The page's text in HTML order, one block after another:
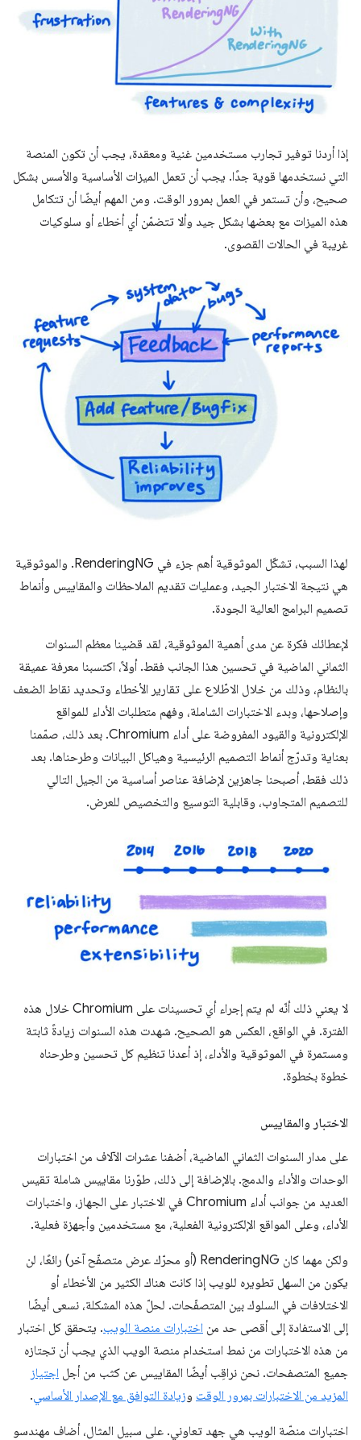
إذا أردنا توفير تجارب مستخدمين غنية ومعقدة، يجب أن تكون المنصة
التي نستخدمها قوية جدًا. يجب أن تعمل الميزات الأساسية والأسس بشكل
صحيح، وأن تستمر في العمل بمرور الوقت. ومن المهم أيضًا أن تتكامل
هذه الميزات مع بعضها بشكل جيد وألا تتضمّن أي أخطاء أو سلوكيات
غريبة في الحالات القصوى.
لهذا السبب، تشكّل الموثوقية أهم جزء في RenderingNG. والموثوقية
هي نتيجة الاختبار الجيد، وعمليات تقديم الملاحظات والمقاييس وأنماط
تصميم البرامج العالية الجودة.
لإعطائك فكرة عن مدى أهمية الموثوقية، لقد قضينا معظم السنوات
الثماني الماضية في تحسين هذا الجانب فقط. أولاً، اكتسبنا معرفة عميقة
بالنظام، وذلك من خلال الاطّلاع على تقارير الأخطاء وتحديد نقاط الضعف
وإصلاحها، وبدء الاختبارات الشاملة، وفهم متطلبات الأداء للمواقع
الإلكترونية والقيود المفروضة على أداء Chromium. بعد ذلك، صمّمنا
بعناية وتدرّج أنماط التصميم الرئيسية وهياكل البيانات وطرحناها. بعد
ذلك فقط، أصبحنا جاهزين لإضافة عناصر أساسية من الجيل التالي
للتصميم المتجاوب، وقابلية التوسيع والتخصيص للعرض.
لا يعني ذلك أنّه لم يتم إجراء أي تحسينات على Chromium خلال هذه
الفترة. في الواقع، العكس هو الصحيح. شهدت هذه السنوات زيادةً ثابتة
ومستمرة في الموثوقية والأداء، إذ أعدنا تنظيم كل تحسين وطرحناه
خطوة بخطوة.
الاختبار والمقاييس
على مدار السنوات الثماني الماضية، أضفنا عشرات الآلاف من اختبارات
الوحدات والأداء والدمج. بالإضافة إلى ذلك، طوّرنا مقاييس شاملة تقيس
العديد من جوانب أداء Chromium في الاختبار على الجهاز، واختبارات
الأداء، وعلى المواقع الإلكترونية الفعلية، مع مستخدمين وأجهزة فعلية.
ولكن مهما كان RenderingNG (أو محرّك عرض متصفّح آخر) رائعًا، لن
يكون من السهل تطويره للويب إذا كانت هناك الكثير من الأخطاء أو
الاختلافات في السلوك بين المتصفّحات. لحلّ هذه المشكلة، نسعى أيضًا
إلى الاستفادة إلى أقصى حد من اختبارات منصة الويب. يتحقق كل اختبار
من هذه الاختبارات من نمط استخدام منصة الويب الذي يجب أن تجتازه
جميع المتصفحات. نحن نراقِب أيضًا المقاييس عن كثب من أجل اجتياز
المزيد من الاختبارات بمرور الوقت وزيادة التوافق مع الإصدار الأساسي.
اختبارات منصّة الويب هي جهد تعاوني. على سبيل المثال، أضاف مهندسو